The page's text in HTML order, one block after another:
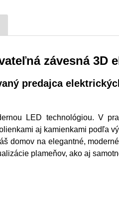
závesná 3D
predajca
LED technológiou. V
aj kamienkami podľa
domov na elegantné,
plameňov, ako aj